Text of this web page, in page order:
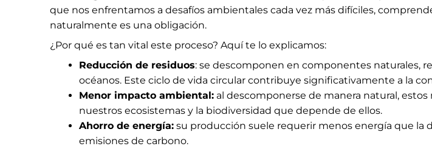
que nos enfrentamos a desafíos ambientales cada vez más difíciles,
naturalmente es una obligación.
¿Por qué es tan vital este proceso? Aquí te lo explicamos:
Reducción de residuos: se descomponen en componentes naturales,
océanos. Este ciclo de vida circular contribuye significativamente a la
Menor impacto ambiental: al descomponerse de manera natural,
nuestros ecosistemas y la biodiversidad que depende de ellos.
Ahorro de energía: su producción suele requerir menos energía que la
emisiones de carbono.